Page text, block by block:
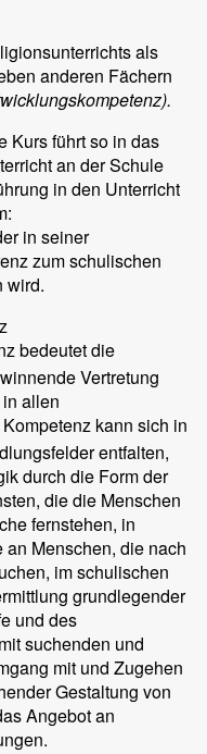
als
anderen Fächern
Kurs führt so in das
an der Schule
in den Unterricht
in seiner
zum schulischen
wird.
bedeutet die
Vertretung
allen
kann sich in
entfalten,
durch die Form der
die die Menschen
fernstehen, in
Menschen, die nach
im schulischen
grundlegender
und des
suchenden und
mit und Zugehen
Gestaltung von
Angebot an